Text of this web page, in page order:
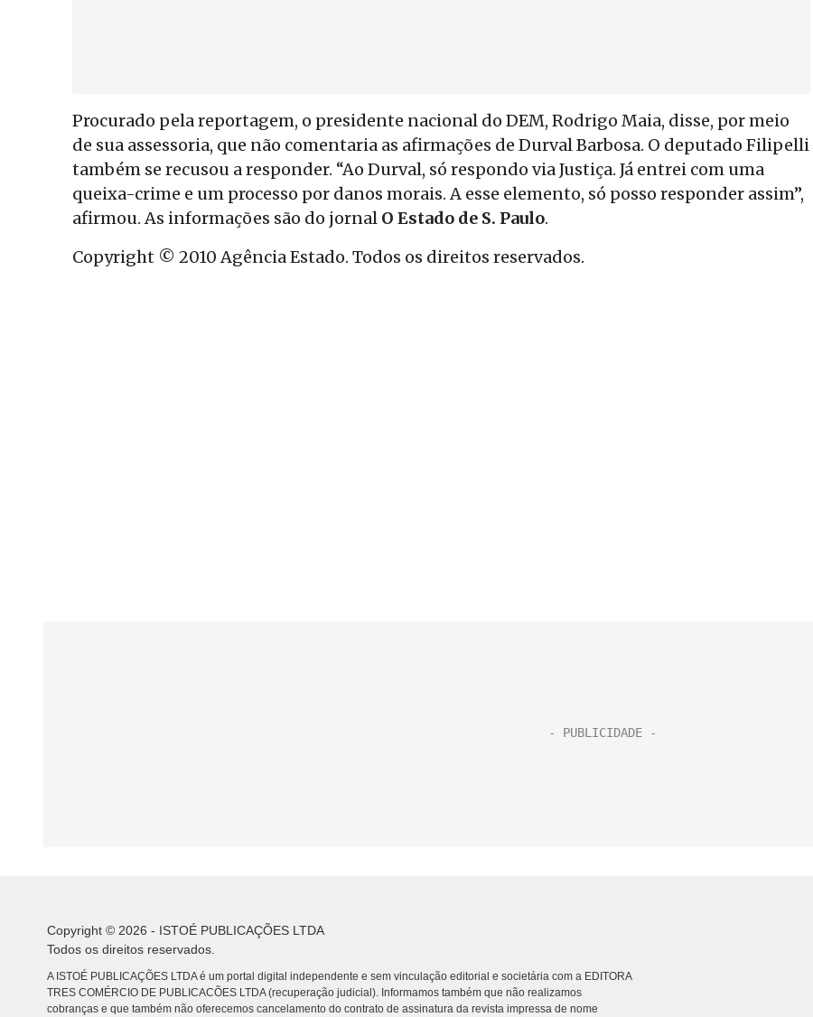
Procurado pela reportagem, o presidente nacional do DEM, Rodrigo Maia, disse, por meio
de sua assessoria, que não comentaria as afirmações de Durval Barbosa. O deputado Filipelli
também se recusou a responder. “Ao Durval, só respondo via Justiça. Já entrei com uma
queixa-crime e um processo por danos morais. A esse elemento, só posso responder assim”,
afirmou. As informações são do jornal O Estado de S. Paulo.
Copyright © 2010 Agência Estado. Todos os direitos reservados.
Copyright © 2026 - ISTOÉ PUBLICAÇÕES LTDA
Todos os direitos reservados.
A ISTOÉ PUBLICAÇÕES LTDA é um portal digital independente e sem vinculação editorial e societária com a EDITORA
TRES COMÉRCIO DE PUBLICACÕES LTDA (recuperação judicial). Informamos também que não realizamos
cobranças e que também não oferecemos cancelamento do contrato de assinatura da revista impressa de nome